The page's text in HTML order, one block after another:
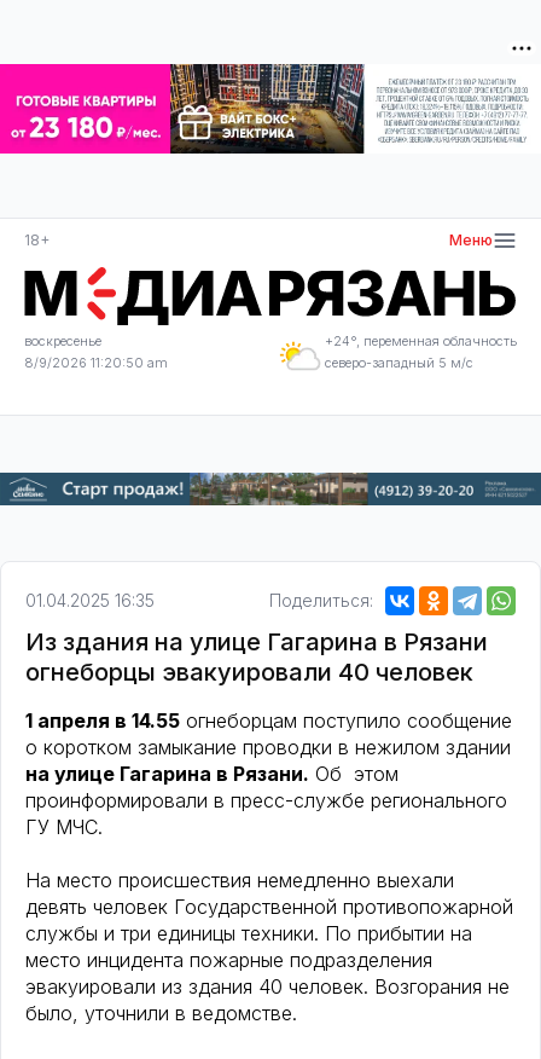
18+ Меню
воскресенье
8/9/2026 11:20:50 am
+24°, переменная облачность
северо-западный 5 м/с
01.04.2025 16:35 Поделиться:
Из здания на улице Гагарина в Рязани
огнеборцы эвакуировали 40 человек
1 апреля в 14.55 огнеборцам поступило сообщение
о коротком замыкание проводки в нежилом здании
на улице Гагарина в Рязани. Об этом
проинформировали в пресс-службе регионального
ГУ МЧС.
На место происшествия немедленно выехали
девять человек Государственной противопожарной
службы и три единицы техники. По прибытии на
место инцидента пожарные подразделения
эвакуировали из здания 40 человек. Возгорания не
было, уточнили в ведомстве.